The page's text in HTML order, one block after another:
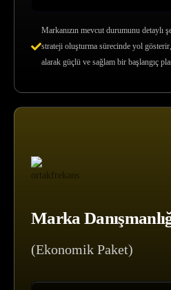
Markanızın mevcut durumunu detaylı
strateji oluşturma sürecinde yol
alarak güçlü ve sağlam bir başlangıç
Marka
(Ekonomik Paket)